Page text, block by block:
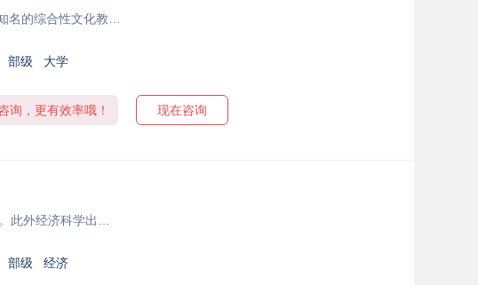
名的综合性文化教…
部级 大学
询，更有效率哦！
现在咨询
此外经济科学出…
部级 经济